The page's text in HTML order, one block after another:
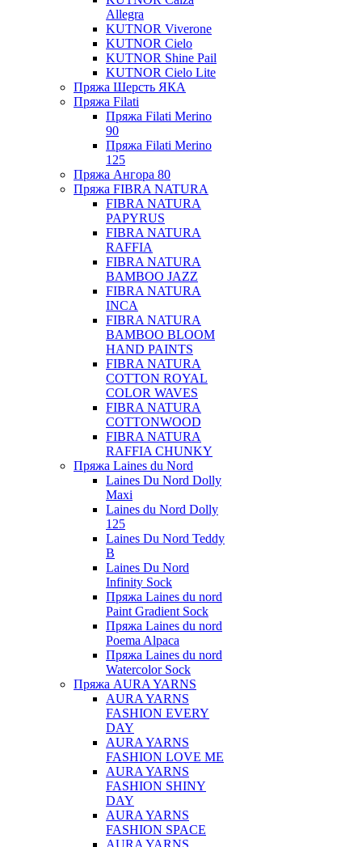
Allegra
KUTNOR Viverone
KUTNOR Cielo
KUTNOR Shine Pail
KUTNOR Cielo Lite
Пряжа Шерсть ЯКА
Пряжа Filati
Пряжа Filati Merino
90
Пряжа Filati Merino
125
Пряжа Ангора 80
Пряжа FIBRA NATURA
FIBRA NATURA
PAPYRUS
FIBRA NATURA
RAFFIA
FIBRA NATURA
BAMBOO JAZZ
FIBRA NATURA
INCA
FIBRA NATURA
BAMBOO BLOOM
HAND PAINTS
FIBRA NATURA
COTTON ROYAL
COLOR WAVES
FIBRA NATURA
COTTONWOOD
FIBRA NATURA
RAFFIA CHUNKY
Пряжа Laines du Nord
Laines Du Nord Dolly
Maxi
Laines du Nord Dolly
125
Laines Du Nord Teddy
B
Laines Du Nord
Infinity Sock
Пряжа Laines du nord
Paint Gradient Sock
Пряжа Laines du nord
Poema Alpaca
Пряжа Laines du nord
Watercolor Sock
Пряжа AURA YARNS
AURA YARNS
FASHION EVERY
DAY
AURA YARNS
FASHION LOVE ME
AURA YARNS
FASHION SHINY
DAY
AURA YARNS
FASHION SPACE
AURA YARNS